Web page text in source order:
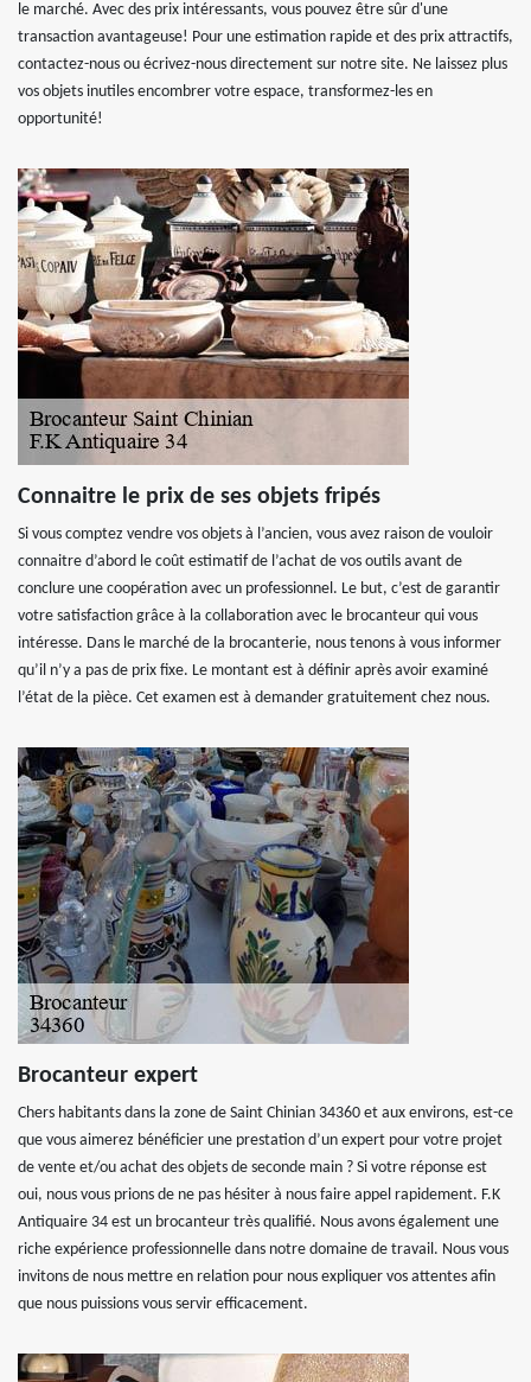
le marché. Avec des prix intéressants, vous pouvez être sûr d'une
transaction avantageuse! Pour une estimation rapide et des prix attractifs,
contactez-nous ou écrivez-nous directement sur notre site. Ne laissez plus
vos objets inutiles encombrer votre espace, transformez-les en
opportunité!
Connaitre le prix de ses objets fripés
Si vous comptez vendre vos objets à l’ancien, vous avez raison de vouloir
connaitre d’abord le coût estimatif de l’achat de vos outils avant de
conclure une coopération avec un professionnel. Le but, c’est de garantir
votre satisfaction grâce à la collaboration avec le brocanteur qui vous
intéresse. Dans le marché de la brocanterie, nous tenons à vous informer
qu’il n’y a pas de prix fixe. Le montant est à définir après avoir examiné
l’état de la pièce. Cet examen est à demander gratuitement chez nous.
Brocanteur expert
Chers habitants dans la zone de Saint Chinian 34360 et aux environs, est-ce
que vous aimerez bénéficier une prestation d’un expert pour votre projet
de vente et/ou achat des objets de seconde main ? Si votre réponse est
oui, nous vous prions de ne pas hésiter à nous faire appel rapidement. F.K
Antiquaire 34 est un brocanteur très qualifié. Nous avons également une
riche expérience professionnelle dans notre domaine de travail. Nous vous
invitons de nous mettre en relation pour nous expliquer vos attentes afin
que nous puissions vous servir efficacement.